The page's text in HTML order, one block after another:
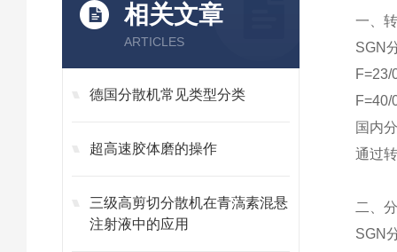
相关文章
ARTICLES
德国分散机常见类型分类
超高速胶体磨的操作
三级高剪切分散机在青薃素混悬
注射液中的应用
一、
SGN
国内
通过
二、
SGN